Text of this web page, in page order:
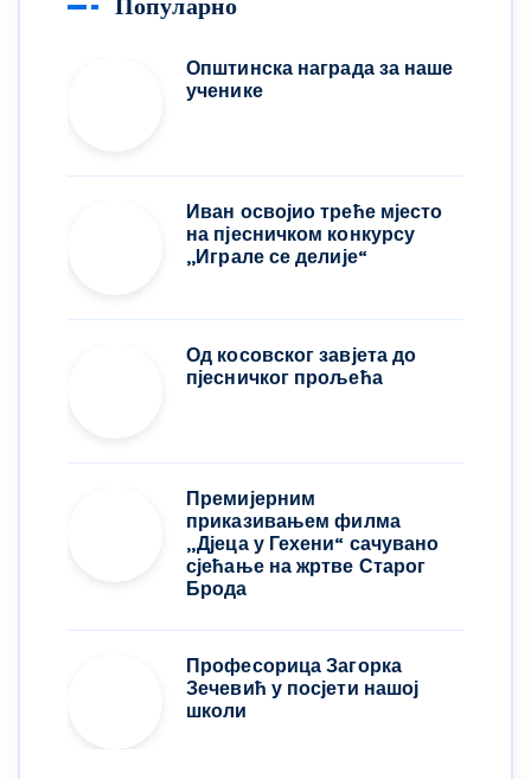
Општинска награда за наше
ученике
Иван освојио треће мјесто
на пјесничком конкурсу
,,Играле се делије“
Од косовског завјета до
пјесничког прољећа
Премијерним
приказивањем филма
„Дјеца у Гехени“ сачувано
сјећање на жртве Старог
Брода
Професорица Загорка
Зечевић у посјети нашој
школи